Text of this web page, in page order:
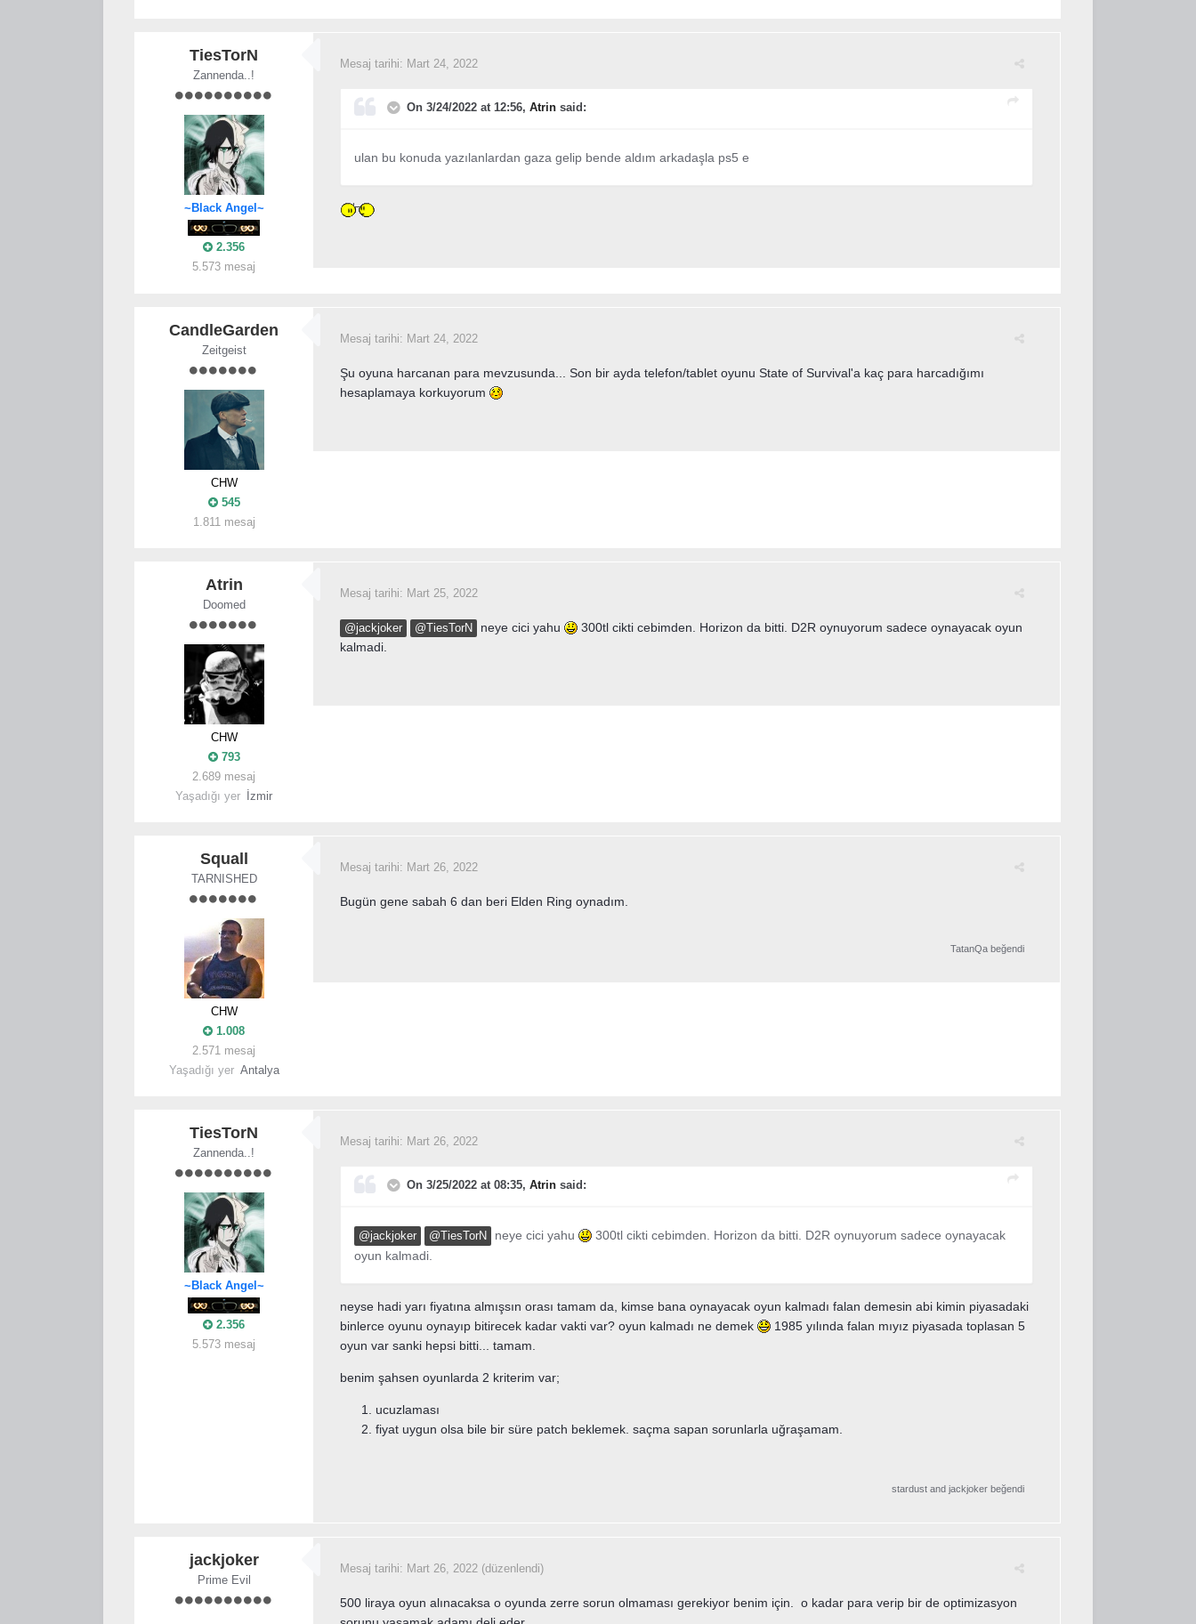
TiesTorN
Zannenda..!
~Black Angel~
2.356
5.573 mesaj
Mesaj tarihi: Mart 24, 2022
On 3/24/2022 at 12:56, Atrinsaid:
ulan bu konuda yazılanlardan gaza gelip bende aldım arkadaşla ps5 e
CandleGarden
Zeitgeist
CHW
545
1.811 mesaj
Mesaj tarihi: Mart 24, 2022
Şu oyuna harcanan para mevzusunda... Son bir ayda telefon/tablet oyunu State of Survival'a kaç para harcadığımı
hesaplamaya korkuyorum
Atrin
Doomed
CHW
793
2.689 mesaj
Yaşadığı yer İzmir
Mesaj tarihi: Mart 25, 2022
@jackjoker @TiesTorN neye cici yahu
300tl cikti cebimden. Horizon da bitti. D2R oynuyorum sadece oynayacak oyun
kalmadi.
Squall
TARNISHED
CHW
1.008
2.571 mesaj
Yaşadığı yer Antalya
Mesaj tarihi: Mart 26, 2022
Bugün gene sabah 6 dan beri Elden Ring oynadım.
TatanQabeğendi
TiesTorN
Zannenda..!
~Black Angel~
2.356
5.573 mesaj
Mesaj tarihi: Mart 26, 2022
On 3/25/2022 at 08:35, Atrinsaid:
@jackjoker @TiesTorN neye cici yahu
300tl cikti cebimden. Horizon da bitti. D2R oynuyorum sadece oynayacak
oyun kalmadi.
neyse hadi yarı fiyatına almışsın orası tamam da, kimse bana oynayacak oyun kalmadı falan demesin abi kimin piyasadaki
binlerce oyunu oynayıp bitirecek kadar vakti var? oyun kalmadı ne demek
1985 yılında falan mıyız piyasada toplasan 5
oyun var sanki hepsi bitti... tamam.
benim şahsen oyunlarda 2 kriterim var;
ucuzlaması
fiyat uygun olsa bile bir süre patch beklemek. saçma sapan sorunlarla uğraşamam.
stardustand jackjokerbeğendi
jackjoker
Prime Evil
Mesaj tarihi: Mart 26, 2022(düzenlendi)
500 liraya oyun alınacaksa o oyunda zerre sorun olmaması gerekiyor benim için. o kadar para verip bir de optimizasyon